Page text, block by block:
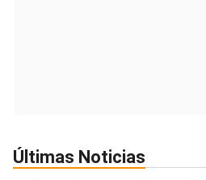
Últimas Noticias